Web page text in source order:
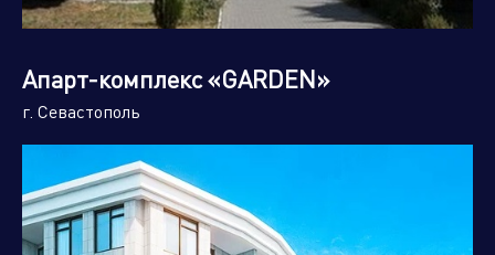
Апарт-комплекс «GARDEN»
г. Севастополь